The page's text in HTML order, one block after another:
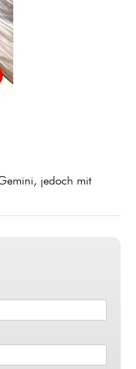
jedoch mit